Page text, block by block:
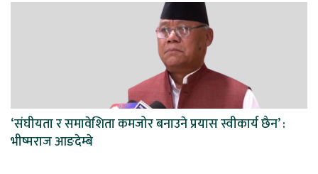
‘संघीयता र समावेशिता कमजोर बनाउने प्रयास स्वीकार्य छैन’ :
भीष्मराज आङदेम्बे